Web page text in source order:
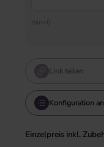
min=0
Link teilen
Konfiguration
Einzelpreis inkl.